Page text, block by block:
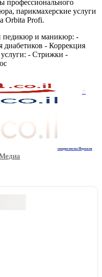
парикмахерские услуги
Orbita Profi.
педикюр и маникюр: -
- Коррекция
- Стрижки -
+
специалисты Израиля